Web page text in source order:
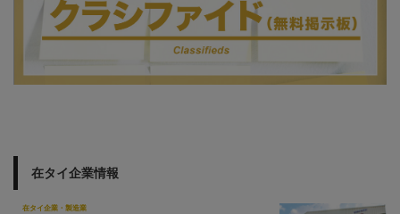
在タイ企業情報
在タイ企業・製造業